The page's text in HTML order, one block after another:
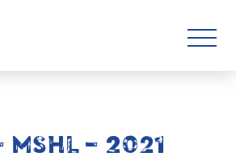
MSHL – 2021